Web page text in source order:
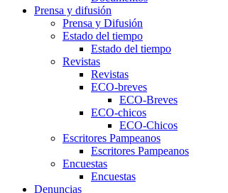
Prensa y difusión
Prensa y Difusión
Estado del tiempo
Estado del tiempo
Revistas
Revistas
ECO-breves
ECO-Breves
ECO-chicos
ECO-Chicos
Escritores Pampeanos
Escritores Pampeanos
Encuestas
Encuestas
Denuncias